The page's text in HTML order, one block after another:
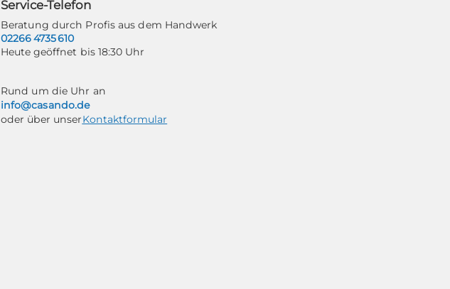
Service-Telefon
Beratung durch Profis aus dem Handwerk
02266 4735 610
Heute geöffnet bis 18:30 Uhr
Rund um die Uhr an
info@casando.de
oder über unserKontaktformular